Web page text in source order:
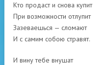
Кто продаст и снова купит
При возможности отлупит
Зазеваешься — сломают
И с самим собою стравят.
И вину тебе внушат